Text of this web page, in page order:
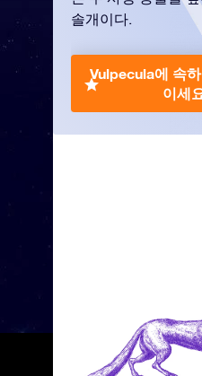
솔개이다.
Vulpecula에 속
이세